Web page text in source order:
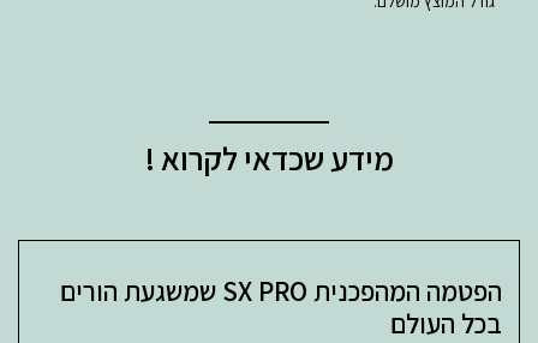
מידע שכדאי לקרוא !
הפטמה המהפכנית SX PRO שמשגעת הורים
בכל העולם